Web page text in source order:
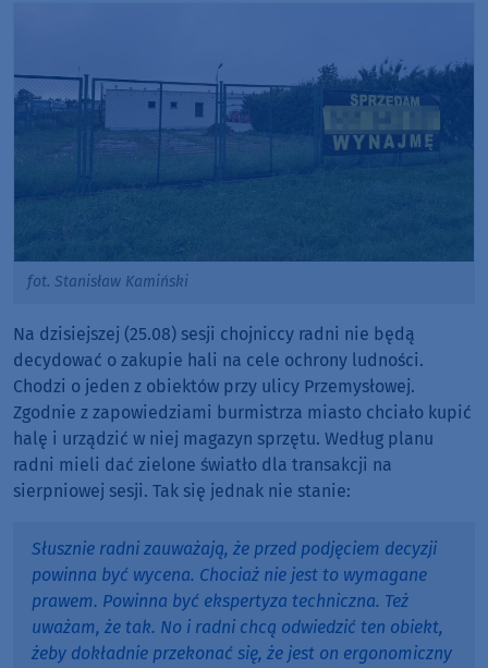
fot. Stanisław Kamiński
Na dzisiejszej (25.08) sesji chojniccy radni nie będą
decydować o zakupie hali na cele ochrony ludności.
Chodzi o jeden z obiektów przy ulicy Przemysłowej.
Zgodnie z zapowiedziami burmistrza miasto chciało kupić
halę i urządzić w niej magazyn sprzętu. Według planu
radni mieli dać zielone światło dla transakcji na
sierpniowej sesji. Tak się jednak nie stanie:
Słusznie radni zauważają, że przed podjęciem decyzji
powinna być wycena. Chociaż nie jest to wymagane
prawem. Powinna być ekspertyza techniczna. Też
uważam, że tak. No i radni chcą odwiedzić ten obiekt,
żeby dokładnie przekonać się, że jest on ergonomiczny